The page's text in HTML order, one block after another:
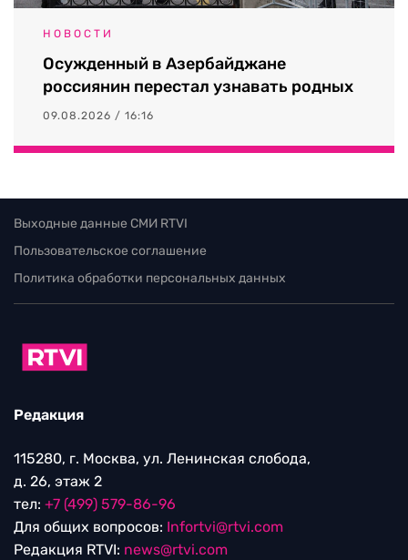
НОВОСТИ
Осужденный в Азербайджане
россиянин перестал узнавать родных
09.08.2026 / 16:16
Выходные данные СМИ RTVI
Пользовательское соглашение
Политика обработки персональных данных
Редакция
115280, г. Москва, ул. Ленинская слобода,
д. 26, этаж 2
тел: +7 (499) 579-86-96
Для общих вопросов: Infortvi@rtvi.com
Редакция RTVI: news@rtvi.com